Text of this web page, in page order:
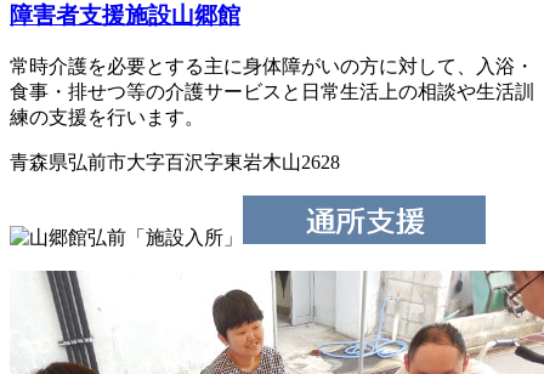
障害者支援施設山郷館
常時介護を必要とする主に身体障がいの方に対して、入浴・
食事・排せつ等の介護サービスと日常生活上の相談や生活訓
練の支援を行います。
青森県弘前市大字百沢字東岩木山2628